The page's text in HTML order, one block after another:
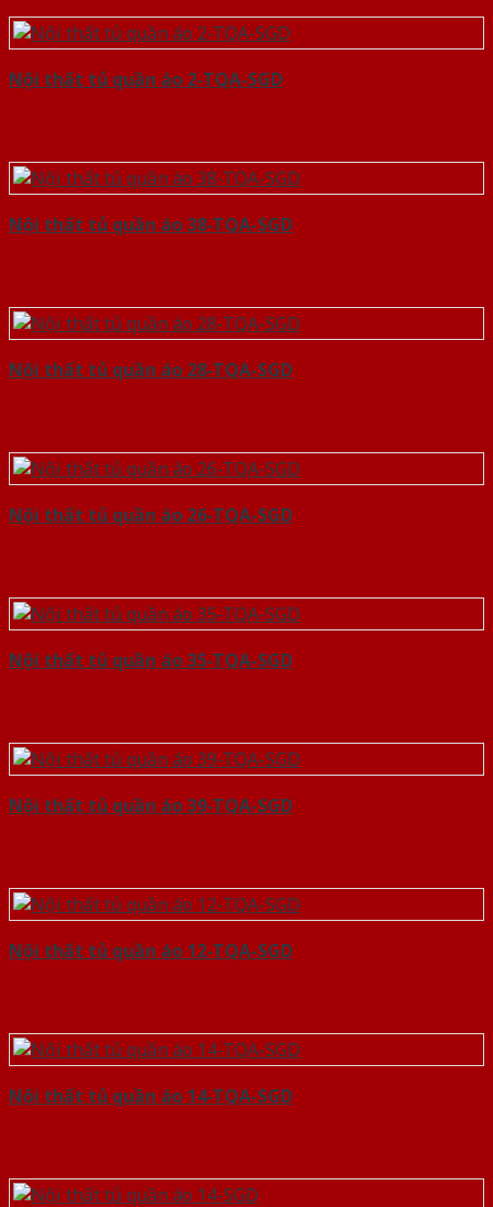
Nội thất tủ quần áo 2-TQA-SGD
Nội thất tủ quần áo 38-TQA-SGD
Nội thất tủ quần áo 28-TQA-SGD
Nội thất tủ quần áo 26-TQA-SGD
Nội thất tủ quần áo 35-TQA-SGD
Nội thất tủ quần áo 39-TQA-SGD
Nội thất tủ quần áo 12-TQA-SGD
Nội thất tủ quần áo 14-TQA-SGD